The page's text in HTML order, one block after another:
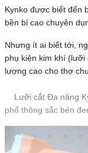
Kynko được biết đến
bền bỉ cao chuyên
Nhưng ít ai biết tới,
phụ kiện kim khí
lượng cao cho thợ
Lưỡi cắt Đa năng
phổ thông sắc bén